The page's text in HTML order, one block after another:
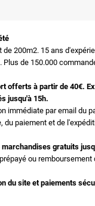
de 200m2. 15 ans
Plus de 150.000
offerts à partir de 40€.
jusqu'à 15h.
immédiate par email du
du paiement et de
marchandises gratuits
ou
du site et paiements